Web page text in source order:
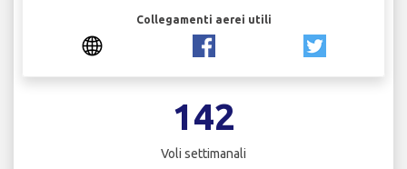
Collegamenti aerei utili
142
Voli settimanali